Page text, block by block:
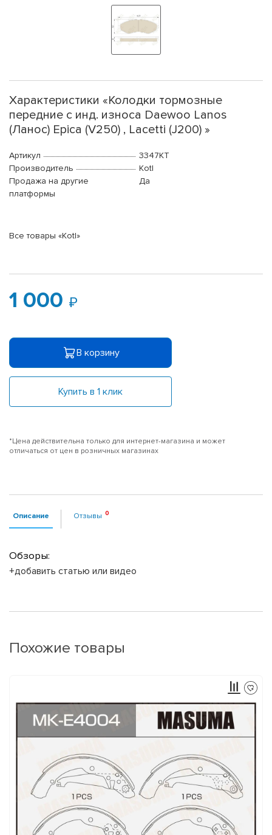
Характеристики «Колодки тормозные
передние с инд. износа Daewoo Lanos
(Ланос) Epica (V250) , Lacetti (J200) »
Артикул
3347KT
Производитель
Kotl
Продажа на другие
платформы
Да
Все товары «Kotl»
1 000
В корзину
Купить в 1 клик
*Цена действительна только для интернет-магазина и может
отличаться от цен в розничных магазинах
Описание Отзывы
Обзоры:
+добавить статью или видео
Похожие товары